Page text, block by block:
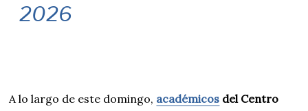
2026
A lo largo de este domingo, académicos del Centro